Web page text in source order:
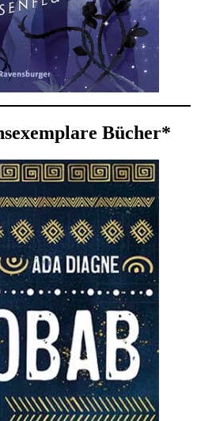
Bücher*